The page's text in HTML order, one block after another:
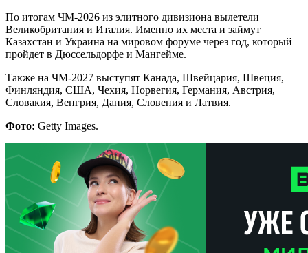
По итогам ЧМ-2026 из элитного дивизиона вылетели
Великобритания и Италия. Именно их места и займут
Казахстан и Украина на мировом форуме через год, который
пройдет в Дюссельдорфе и Мангейме.
Также на ЧМ-2027 выступят Канада, Швейцария, Швеция,
Финляндия, США, Чехия, Норвегия, Германия, Австрия,
Словакия, Венгрия, Дания, Словения и Латвия.
Фото: Getty Images.